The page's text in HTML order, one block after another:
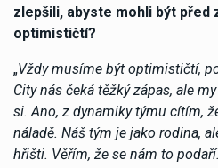
zlepšili, abyste mohli být před
optimističtí?
„Vždy musíme být optimističtí,
City nás čeká těžký zápas, ale
si. Ano, z dynamiky týmu cítím,
náladě. Náš tým je jako rodina,
hřišti. Věřím, že se nám to podaří.